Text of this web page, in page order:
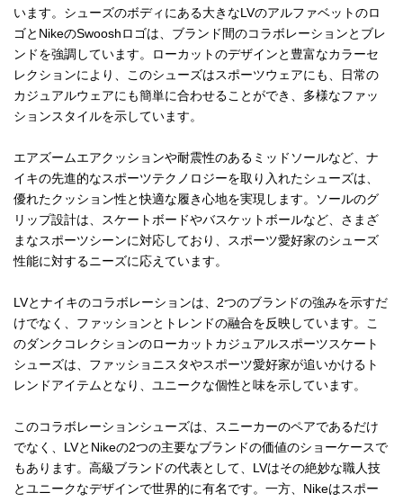
います。シューズのボディにある大きなLVのアルファベットのロ
ゴとNikeのSwooshロゴは、ブランド間のコラボレーションとブレ
ンドを強調しています。ローカットのデザインと豊富なカラーセ
レクションにより、このシューズはスポーツウェアにも、日常の
カジュアルウェアにも簡単に合わせることができ、多様なファッ
ションスタイルを示しています。
エアズームエアクッションや耐震性のあるミッドソールなど、ナ
イキの先進的なスポーツテクノロジーを取り入れたシューズは、
優れたクッション性と快適な履き心地を実現します。ソールのグ
リップ設計は、スケートボードやバスケットボールなど、さまざ
まなスポーツシーンに対応しており、スポーツ愛好家のシューズ
性能に対するニーズに応えています。
LVとナイキのコラボレーションは、2つのブランドの強みを示すだ
けでなく、ファッションとトレンドの融合を反映しています。こ
のダンクコレクションのローカットカジュアルスポーツスケート
シューズは、ファッショニスタやスポーツ愛好家が追いかけるト
レンドアイテムとなり、ユニークな個性と味を示しています。
このコラボレーションシューズは、スニーカーのペアであるだけ
でなく、LVとNikeの2つの主要なブランドの価値のショーケースで
もあります。高級ブランドの代表として、LVはその絶妙な職人技
とユニークなデザインで世界的に有名です。一方、Nikeはスポー